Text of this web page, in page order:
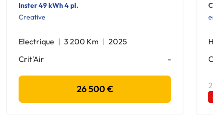
Inster 49 kWh 4 pl.
Creative
Electrique 3 200 Km
2025
Crit'Air
-
26 500 €
-